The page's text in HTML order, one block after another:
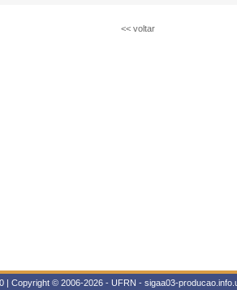
<< voltar
| Copyright © 2006-2026 - UFRN - sigaa03-